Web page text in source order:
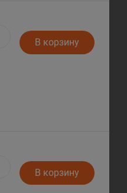
В корзину
В корзину